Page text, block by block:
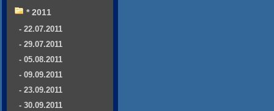
* 2011
- 22.07.2011
- 29.07.2011
- 05.08.2011
- 09.09.2011
- 23.09.2011
- 30.09.2011